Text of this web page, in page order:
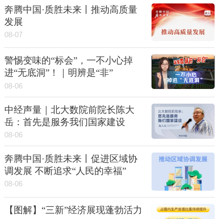
奔腾中国·质胜未来丨推动高质量
发展
08-07
警惕变味的“标会”，一不小心掉
进“无底洞”！｜明辨是“非”
08-06
中经声量｜北大数院前院长陈大
岳：首先是服务我们国家建设
08-06
奔腾中国·质胜未来丨促进区域协
调发展 不断追求“人民的幸福”
08-06
【图解】“三新”经济展现蓬勃活力